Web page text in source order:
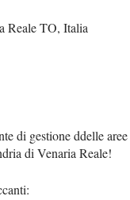
Reale TO, Italia
di gestione ddelle
di Venaria Reale!